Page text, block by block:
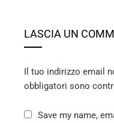
LASCIA UN
Il tuo indirizzo email
obbligatori sono
Save my name,